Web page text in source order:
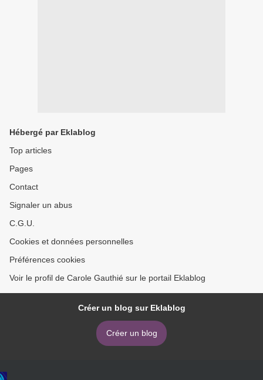
Hébergé par Eklablog
Top articles
Pages
Contact
Signaler un abus
C.G.U.
Cookies et données personnelles
Préférences cookies
Voir le profil de Carole Gauthié sur le portail Eklablog
Créer un blog sur Eklablog
Créer un blog